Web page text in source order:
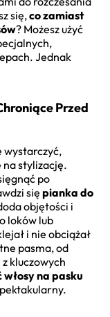
się,co zamiast
? Możesz użyć
Jednak
Przed
wystarczyć,
na stylizację.
po
się pianka do
objętości i
loków lub
i nie obciążał
pasma, od
kluczowych
na pasku